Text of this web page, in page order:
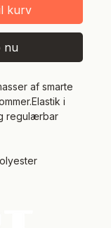
kurv
nu
af smarte
i
regulærbar